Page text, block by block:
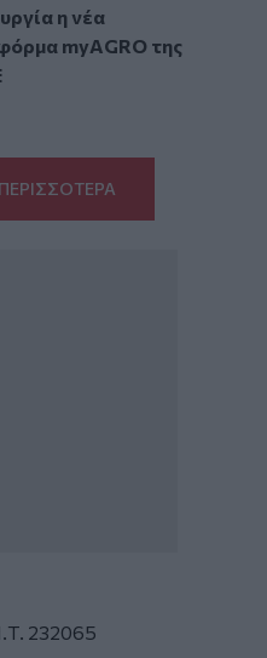
η νέα
myAGRO της
232065